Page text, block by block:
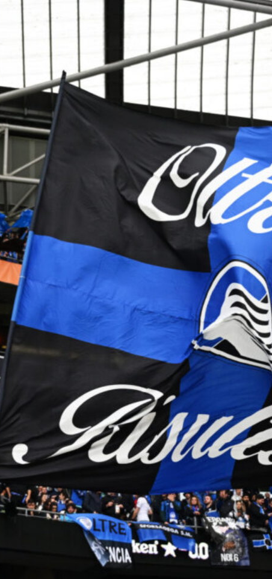
Sarri e il ricordo di Guccini: la cena
che svelò un’amicizia tra calcio e
musica
6 Agosto 2026
Mercato, l’ex Atalanta Romero verso
l’Atletico Madrid: Inter in attesa
6 Agosto 2026